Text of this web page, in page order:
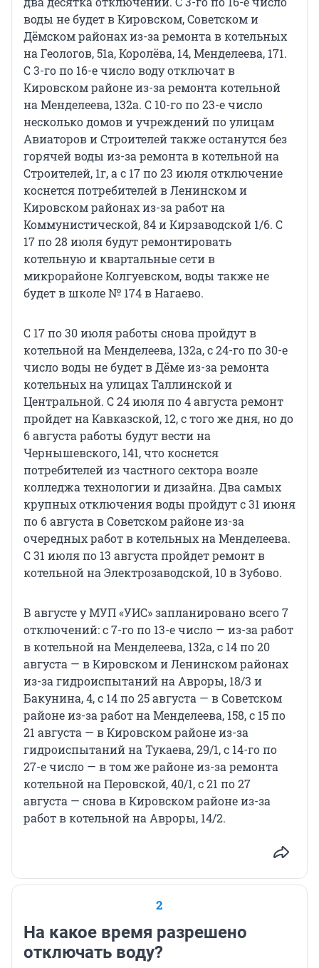
воды не будет в Кировском, Советском и
Дёмском районах из-за ремонта в котельных
на Геологов, 51а, Королёва, 14, Менделеева, 171.
С 3-го по 16-е число воду отключат в
Кировском районе из-за ремонта котельной
на Менделеева, 132а. С 10-го по 23-е число
несколько домов и учреждений по улицам
Авиаторов и Строителей также останутся без
горячей воды из-за ремонта в котельной на
Строителей, 1г, а с 17 по 23 июля отключение
коснется потребителей в Ленинском и
Кировском районах из-за работ на
Коммунистической, 84 и Кирзаводской 1/6. С
17 по 28 июля будут ремонтировать
котельную и квартальные сети в
микрорайоне Колгуевском, воды также не
будет в школе № 174 в Нагаево.
С 17 по 30 июля работы снова пройдут в
котельной на Менделеева, 132а, с 24-го по 30-е
число воды не будет в Дёме из-за ремонта
котельных на улицах Таллинской и
Центральной. С 24 июля по 4 августа ремонт
пройдет на Кавказской, 12, с того же дня, но до
6 августа работы будут вести на
Чернышевского, 141, что коснется
потребителей из частного сектора возле
колледжа технологии и дизайна. Два самых
крупных отключения воды пройдут с 31 июня
по 6 августа в Советском районе из-за
очередных работ в котельных на Менделеева.
С 31 июля по 13 августа пройдет ремонт в
котельной на Электрозаводской, 10 в Зубово.
В августе у МУП «УИС» запланировано всего 7
отключений: с 7-го по 13-е число — из-за работ
в котельной на Менделеева, 132а, с 14 по 20
августа — в Кировском и Ленинском районах
из-за гидроиспытаний на Авроры, 18/3 и
Бакунина, 4, с 14 по 25 августа — в Советском
районе из-за работ на Менделеева, 158, с 15 по
21 августа — в Кировском районе из-за
гидроиспытаний на Тукаева, 29/1, с 14-го по
27-е число — в том же районе из-за ремонта
котельной на Перовской, 40/1, с 21 по 27
августа — снова в Кировском районе из-за
работ в котельной на Авроры, 14/2.
2
На какое время разрешено
отключать воду?